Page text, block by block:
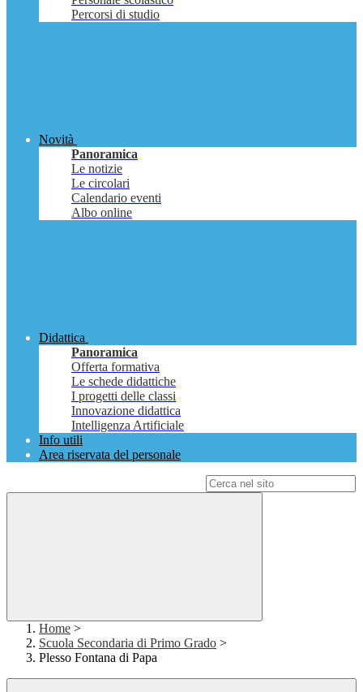
Percorsi di studio
Novità
Panoramica
Le notizie
Le circolari
Calendario eventi
Albo online
Didattica
Panoramica
Offerta formativa
Le schede didattiche
I progetti delle classi
Innovazione didattica
Intelligenza Artificiale
Info utili
Area riservata del personale
Home >
Scuola Secondaria di Primo Grado >
Plesso Fontana di Papa